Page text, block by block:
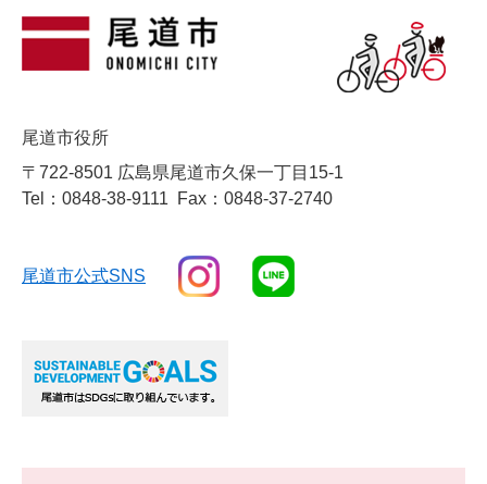
尾道市役所
〒722-8501 広島県尾道市久保一丁目15-1
Tel：0848-38-9111
Fax：0848-37-2740
尾道市公式SNS